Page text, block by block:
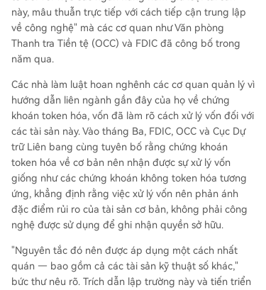
này, mâu thuẫn trực tiếp với cách tiếp cận trung lập
về công nghệ" mà các cơ quan như Văn phòng
Thanh tra Tiền tệ (OCC) và FDIC đã công bố trong
năm qua.
Các nhà làm luật hoan nghênh các cơ quan quản lý vì
hướng dẫn liên ngành gần đây của họ về chứng
khoán token hóa, vốn đã làm rõ cách xử lý vốn đối với
các tài sản này. Vào tháng Ba, FDIC, OCC và Cục Dự
trữ Liên bang cùng tuyên bố rằng chứng khoán
token hóa về cơ bản nên nhận được sự xử lý vốn
giống như các chứng khoán không token hóa tương
ứng, khẳng định rằng việc xử lý vốn nên phản ánh
đặc điểm rủi ro của tài sản cơ bản, không phải công
nghệ được sử dụng để ghi nhận quyền sở hữu.
"Nguyên tắc đó nên được áp dụng một cách nhất
quán — bao gồm cả các tài sản kỹ thuật số khác,"
bức thư nêu rõ. Trích dẫn lập trường này và tiến triển